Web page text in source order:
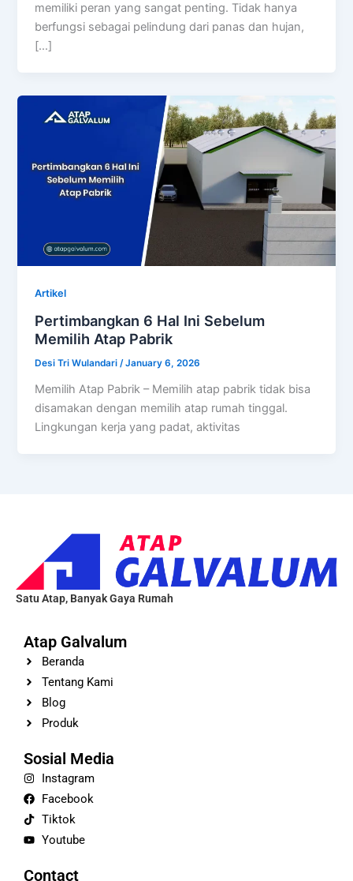
memiliki peran yang sangat penting. Tidak hanya
berfungsi sebagai pelindung dari panas dan hujan,
[…]
Artikel
Pertimbangkan 6 Hal Ini Sebelum
Memilih Atap Pabrik
Desi Tri Wulandari/January 6, 2026
Memilih Atap Pabrik – Memilih atap pabrik tidak bisa
disamakan dengan memilih atap rumah tinggal.
Lingkungan kerja yang padat, aktivitas
Satu Atap, Banyak Gaya Rumah
Atap Galvalum
Beranda
Tentang Kami
Blog
Produk
Sosial Media
Instagram
Facebook
Tiktok
Youtube
Contact